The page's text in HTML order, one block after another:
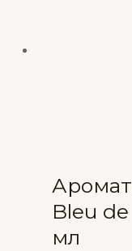
Bleu
мл